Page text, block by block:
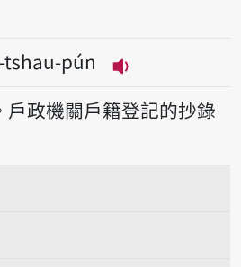
pún
播放音讀
戶政機關戶籍登記的抄錄